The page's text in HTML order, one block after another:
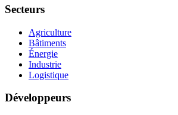
Secteurs
Agriculture
Bâtiments
Énergie
Industrie
Logistique
Développeurs